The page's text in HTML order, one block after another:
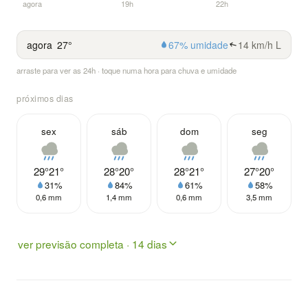
agora 19h 22h
agora 27° 67% umidade 14 km/h L
arraste para ver as 24h · toque numa hora para chuva e umidade
próximos dias
sex
29°21°
31%
0,6 mm
sáb
28°20°
84%
1,4 mm
dom
28°21°
61%
0,6 mm
seg
27°20°
58%
3,5 mm
ver previsão completa · 14 dias